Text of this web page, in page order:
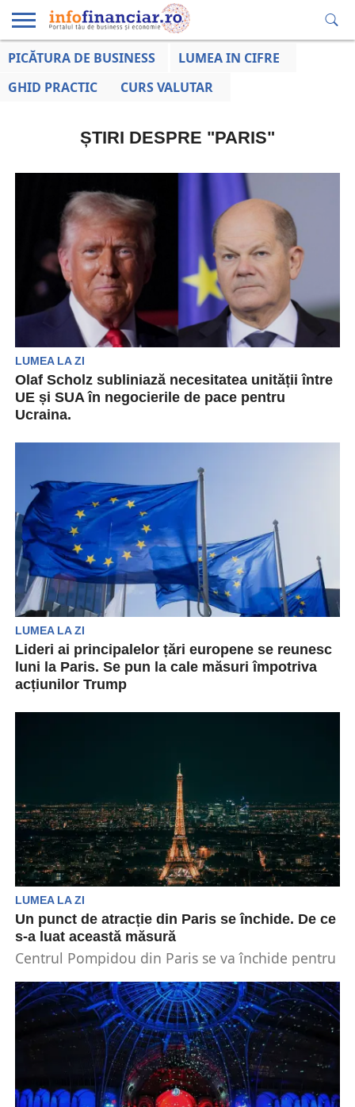
EDUCAȚIE
LA ZI
AFACERILOR
PICĂTURA DE BUSINESS
LUMEA IN CIFRE
GHID PRACTIC
CURS VALUTAR
ȘTIRI DESPRE "PARIS"
LUMEA LA ZI
Olaf Scholz subliniază necesitatea unității între
UE și SUA în negocierile de pace pentru
Ucraina.
LUMEA LA ZI
Lideri ai principalelor țări europene se reunesc
luni la Paris. Se pun la cale măsuri împotriva
acțiunilor Trump
LUMEA LA ZI
Un punct de atracție din Paris se închide. De ce
s-a luat această măsură
Centrul Pompidou din Paris se va închide pentru